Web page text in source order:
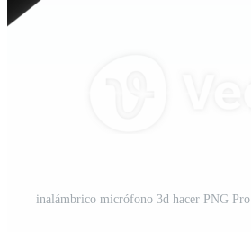
inalámbrico micrófono 3d hacer PNG Pro